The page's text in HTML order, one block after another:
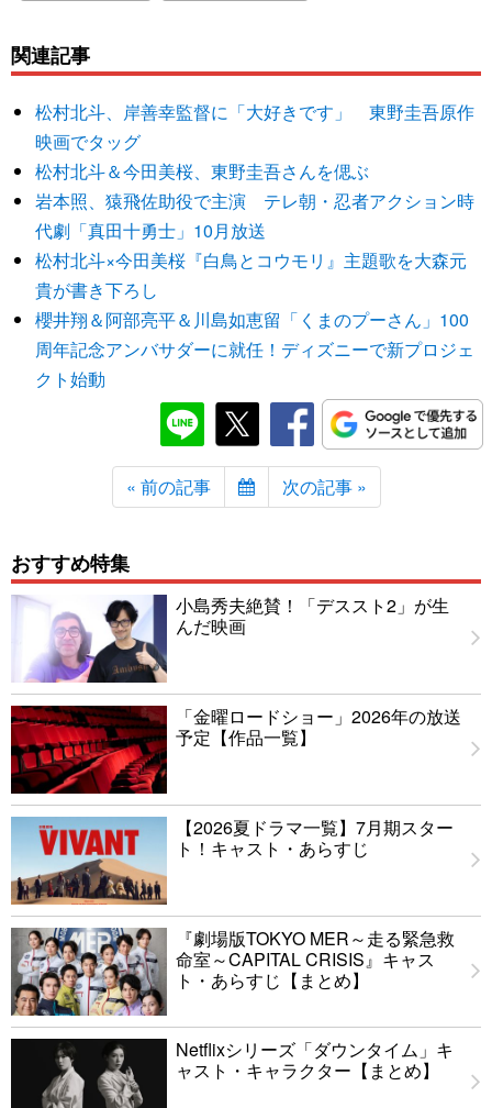
関連記事
松村北斗、岸善幸監督に「大好きです」 東野圭吾原作
映画でタッグ
松村北斗＆今田美桜、東野圭吾さんを偲ぶ
岩本照、猿飛佐助役で主演 テレ朝・忍者アクション時
代劇「真田十勇士」10月放送
松村北斗×今田美桜『白鳥とコウモリ』主題歌を大森元
貴が書き下ろし
櫻井翔＆阿部亮平＆川島如恵留「くまのプーさん」100
周年記念アンバサダーに就任！ディズニーで新プロジェ
クト始動
« 前の記事 次の記事 »
おすすめ特集
小島秀夫絶賛！「デススト2」が生
んだ映画
「金曜ロードショー」2026年の放送
予定【作品一覧】
【2026夏ドラマ一覧】7月期スター
ト！キャスト・あらすじ
『劇場版TOKYO MER～走る緊急救
命室～CAPITAL CRISIS』キャス
ト・あらすじ【まとめ】
Netflixシリーズ「ダウンタイム」キ
ャスト・キャラクター【まとめ】